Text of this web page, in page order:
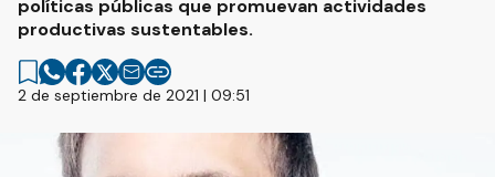
políticas públicas que promuevan actividades
productivas sustentables.
2 de septiembre de 2021 | 09:51